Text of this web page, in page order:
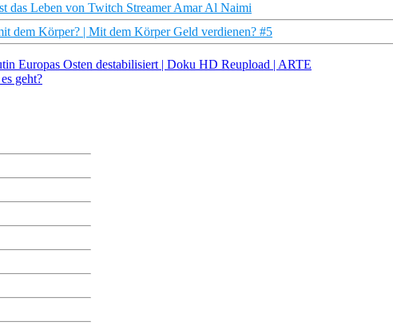
das Leben von Twitch Streamer Amar Al Naimi
dem Körper? | Mit dem Körper Geld verdienen? #5
Europas Osten destabilisiert | Doku HD Reupload | ARTE
geht?